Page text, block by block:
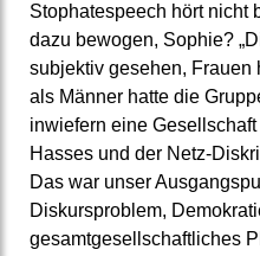
Stophatespeech hört nicht
dazu bewogen, Sophie?
subjektiv gesehen, Frauen
als Männer hatte die
inwiefern eine
Hasses und der Netz-
Das war unser
Diskursproblem,
gesamtgesellschaftliches